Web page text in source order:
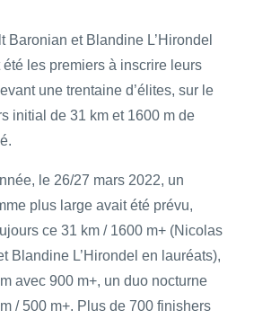
Baronian et Blandine L’Hirondel
les premiers à inscrire leurs
une trentaine d’élites, sur le
initial de 31 km et 1600 m de
le 26/27 mars 2022, un
plus large avait été prévu,
ce 31 km / 1600 m+ (Nicolas
Blandine L’Hirondel en lauréats),
avec 900 m+, un duo nocturne
/ 500 m+. Plus de 700 finishers